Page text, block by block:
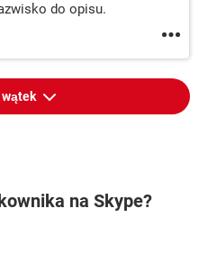
do opisu.
wątek
na Skype?